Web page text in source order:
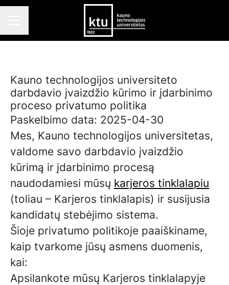
Kauno technologijos universiteto
darbdavio įvaizdžio kūrimo ir įdarbinimo
proceso privatumo politika
Paskelbimo data: 2025-04-30
Mes, Kauno technologijos universitetas,
valdome savo darbdavio įvaizdžio
kūrimą ir įdarbinimo procesą
naudodamiesi mūsų karjeros tinklalapiu
(toliau – Karjeros tinklalapis) ir susijusia
kandidatų stebėjimo sistema.
Šioje privatumo politikoje paaiškiname,
kaip tvarkome jūsų asmens duomenis,
kai:
Apsilankote mūsų Karjeros tinklalapyje